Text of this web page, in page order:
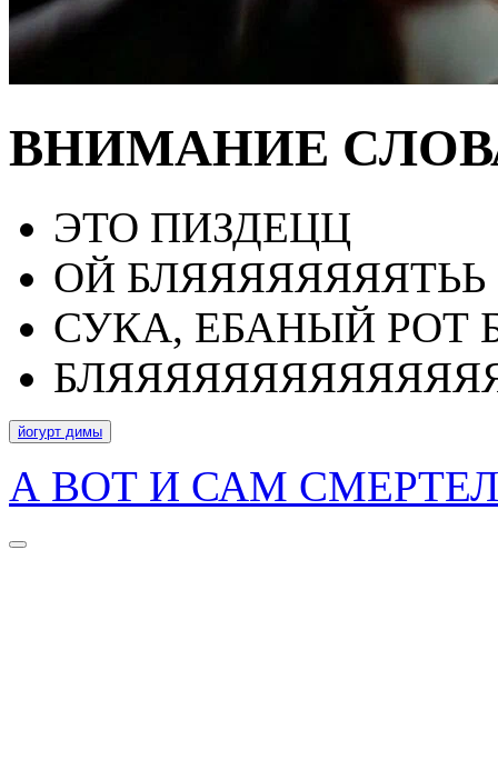
ВНИМАНИЕ
ЭТО ПИЗДЕЦЦ
ОЙ БЛЯЯЯЯЯЯЯЯТЬЬ
СУКА, ЕБАНЫЙ РОТ
йогурт димы
А ВОТ И САМ